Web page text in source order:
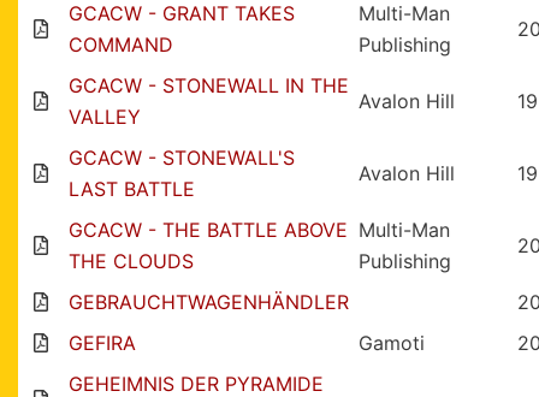
GCACW - GRANT TAKES
COMMAND
Multi-Man
Publishing
GCACW - STONEWALL IN THE
VALLEY
Avalon Hill
GCACW - STONEWALL'S
LAST BATTLE
Avalon Hill
GCACW - THE BATTLE ABOVE
THE CLOUDS
Multi-Man
Publishing
GEBRAUCHTWAGENHÄNDLER
GEFIRA
Gamoti
GEHEIMNIS DER PYRAMIDE